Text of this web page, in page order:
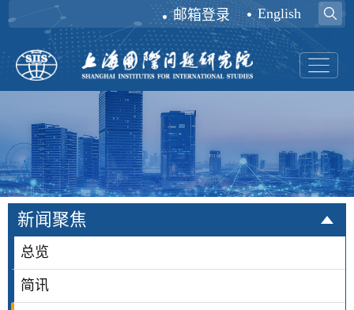
邮箱登录 English
新闻聚焦
总览
简讯